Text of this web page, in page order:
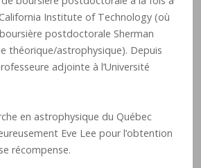
Institute of Technology (où
postdoctorale Sherman
théorique/astrophysique). Depuis
adjointe à l’Université
en astrophysique du Québec
Eve Lee pour l’obtention
récompense.